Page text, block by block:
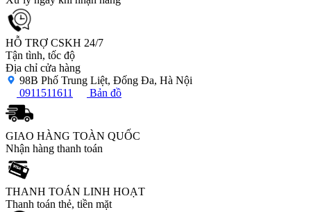
HỖ TRỢ CSKH 24/7
Tận tình, tốc độ
Địa chỉ cửa hàng
98B Phố Trung Liệt, Đống Đa, Hà Nội
0911511611
Bản đồ
GIAO HÀNG TOÀN QUỐC
Nhận hàng thanh toán
THANH TOÁN LINH HOẠT
Thanh toán thẻ, tiền mặt